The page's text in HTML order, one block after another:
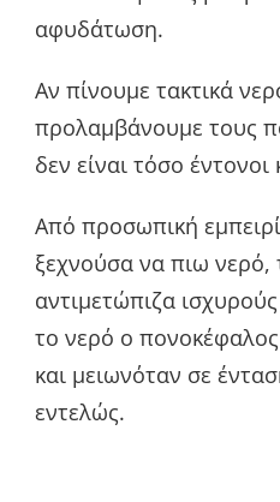
αφυδάτωση.
Αν πίνουμε τακτικά
προλαμβάνουμε τους
δεν είναι τόσο έντονοι
Από προσωπική
ξεχνούσα να πιω νερό,
αντιμετώπιζα
το νερό ο
και μειωνόταν σε
εντελώς.